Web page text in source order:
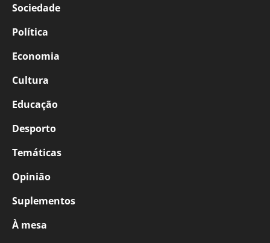
Sociedade
Política
Economia
Cultura
Educação
Desporto
Temáticas
Opinião
Suplementos
À mesa